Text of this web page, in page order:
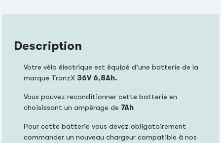
Description
Votre vélo électrique est équipé d'une batterie de la
marque TranzX 36V 6,8Ah.
Vous pouvez reconditionner cette batterie en
choisissant un ampérage de 7Ah
Pour cette batterie vous devez obligatoirement
commander un nouveau chargeur compatible à nos